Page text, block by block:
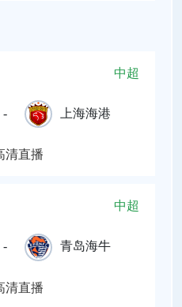
中超
- 上海海港
清直播
中超
- 青岛海牛
清直播